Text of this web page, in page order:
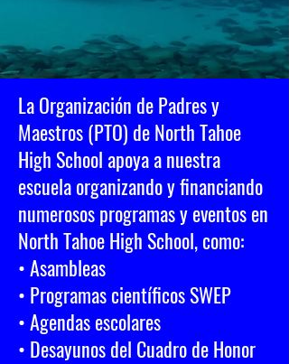
La Organización de Padres y
Maestros (PTO) de North Tahoe
High School apoya a nuestra
escuela organizando y financiando
numerosos programas y eventos en
North Tahoe High School, como:
• Asambleas
• Programas científicos SWEP
• Agendas escolares
• Desayunos del Cuadro de Honor